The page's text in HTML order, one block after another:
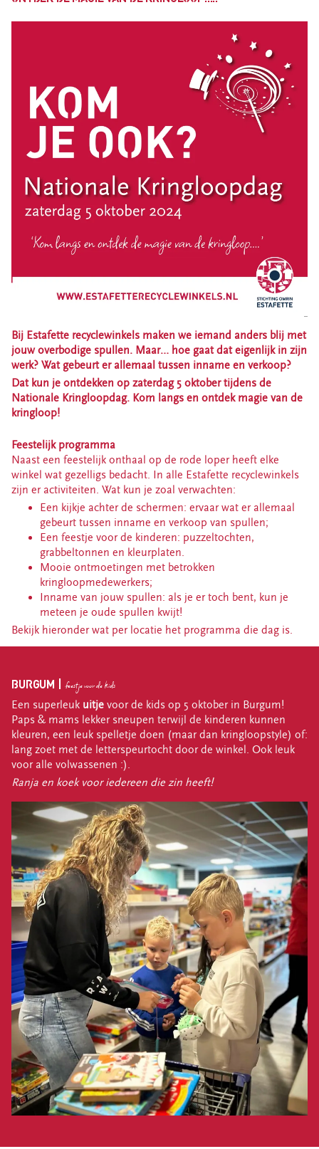
Deze spullen kun je bij ons inleveren
Inleveren kleding en textiel
Bezorg- en ophaalservice
Vrijwilligersvacatures
Over Estafette
Ons verhaal
Blogs & interviews
CONTACT
klantenservice
ma-vr 09.00 tot 17.00 uur
info@estafetterecyclewinkels.nl
058 234 76 00
Word donateur
Bij Estafette recyclewinkels maken we iemand anders blij met
jouw overbodige spullen. Maar… hoe gaat dat eigenlijk in zijn
werk? Wat gebeurt er allemaal tussen inname en verkoop?
Dat kun je ontdekken op zaterdag 5 oktober tijdens de
Nationale Kringloopdag. Kom langs en ontdek magie van de
kringloop!
Feestelijk programma
Naast een feestelijk onthaal op de rode loper heeft elke
winkel wat gezelligs bedacht. In alle Estafette recyclewinkels
zijn er activiteiten. Wat kun je zoal verwachten:
Een kijkje achter de schermen: ervaar wat er allemaal
gebeurt tussen inname en verkoop van spullen;
Een feestje voor de kinderen: puzzeltochten,
grabbeltonnen en kleurplaten.
Mooie ontmoetingen met betrokken
kringloopmedewerkers;
Inname van jouw spullen: als je er toch bent, kun je
meteen je oude spullen kwijt!
Bekijk hieronder wat per locatie het programma die dag is.
BURGUM | feestje voor de kids
Een superleuk uitje voor de kids op 5 oktober in Burgum!
Paps & mams lekker sneupen terwijl de kinderen kunnen
kleuren, een leuk spelletje doen (maar dan kringloopstyle) of:
lang zoet met de letterspeurtocht door de winkel. Ook leuk
voor alle volwassenen :).
Ranja en koek voor iedereen die zin heeft!